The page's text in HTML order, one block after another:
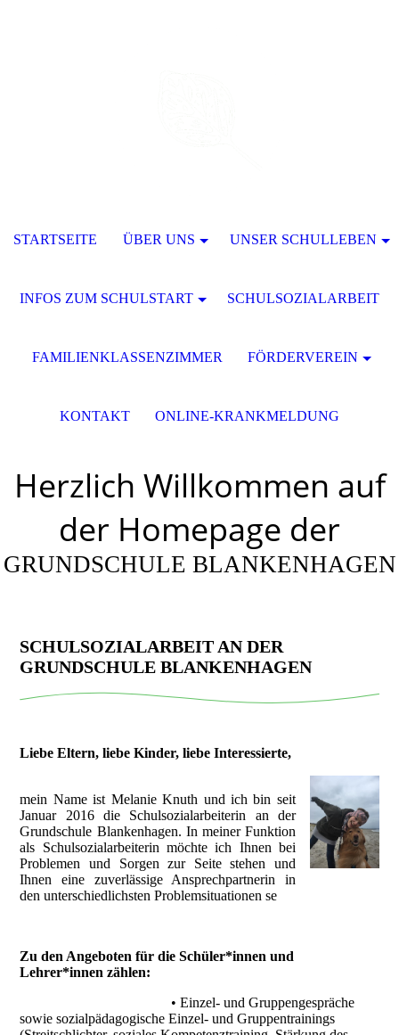
Herzlich Willkommen auf
der Homepage der
GRUNDSCHULE BLANKENHAGEN
SCHULSOZIALARBEIT AN DER
GRUNDSCHULE BLANKENHAGEN
Liebe Eltern, liebe Kinder, liebe Interessierte,
mein Name ist Melanie Knuth und ich bin seit
Januar 2016 die Schulsozialarbeiterin an der
Grundschule Blankenhagen. In meiner Funktion
als Schulsozialarbeiterin möchte ich Ihnen bei
Problemen und Sorgen zur Seite stehen und
Ihnen eine zuverlässige Ansprechpartnerin in
den unterschiedlichsten Problemsituationen se
Zu den Angeboten für die Schüler*innen und
Lehrer*innen zählen:
• Einzel- und Gruppengespräche
sowie sozialpädagogische Einzel- und Gruppentrainings
STARTSEITE ÜBER UNS UNSER SCHULLEBEN
INFOS ZUM SCHULSTART SCHULSOZIALARBEIT
FAMILIENKLASSENZIMMER FÖRDERVEREIN
KONTAKT ONLINE-KRANKMELDUNG